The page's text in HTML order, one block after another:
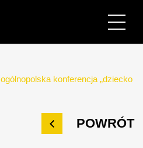
ogólnopolska konferencja „dziecko
POWRÓT